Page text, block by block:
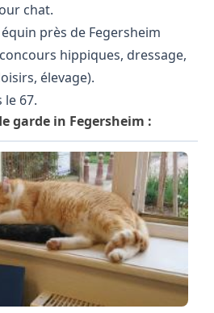
chat.
près de Fegersheim
hippiques, dressage,
élevage).
67.
garde in Fegersheim :